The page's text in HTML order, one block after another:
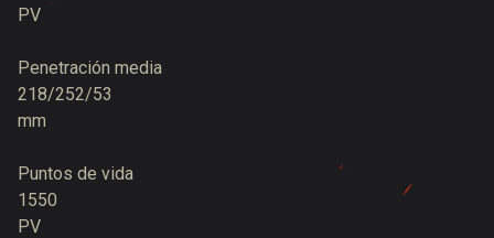
PV
Penetración media
218/252/53
mm
Puntos de vida
1550
PV